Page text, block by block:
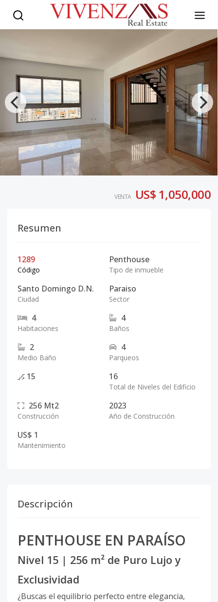
VENTA US$ 1,050,000
Resumen
1289
Código
Penthouse
Tipo de inmueble
Santo Domingo D.N.
Ciudad
Paraiso
Sector
4
Habitaciones
4
Baños
2
Medio Baño
4
Parqueos
15 16
Total de Niveles del Edificio
256 Mt2
Construcción
2023
Año de Construcción
US$ 1
Mantenimiento
Descripción
PENTHOUSE EN PARAÍSO
Nivel 15 | 256 m² de Puro Lujo y
Exclusividad
¿Buscas el equilibrio perfecto entre elegancia,